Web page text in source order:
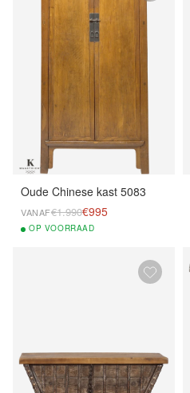
Oude Chinese kast 5083
VANAF€1.990€995
OP VOORRAAD